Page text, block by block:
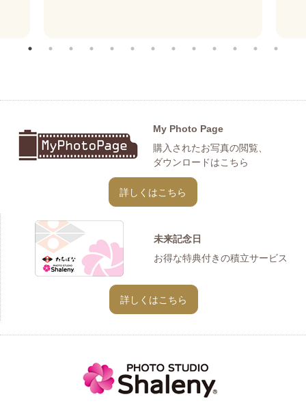
My Photo Page
購入されたお写真の閲覧、
ダウンロードはこちら
詳しくはこちら
未来記念日
お得な特典付きの積立サービス
詳しくはこちら